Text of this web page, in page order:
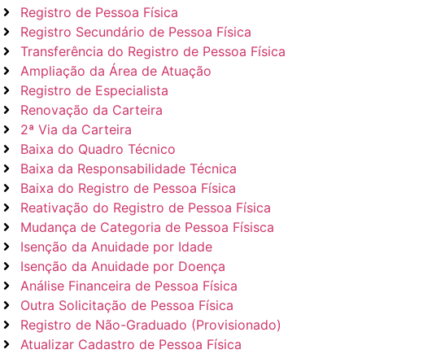
Registro de Pessoa Física
Registro Secundário de Pessoa Física
Transferência do Registro de Pessoa Física
Ampliação da Área de Atuação
Registro de Especialista
Renovação da Carteira
2ª Via da Carteira
Baixa do Quadro Técnico
Baixa da Responsabilidade Técnica
Baixa do Registro de Pessoa Física
Reativação do Registro de Pessoa Física
Mudança de Categoria de Pessoa Físisca
Isenção da Anuidade por Idade
Isenção da Anuidade por Doença
Análise Financeira de Pessoa Física
Outra Solicitação de Pessoa Física
Registro de Não-Graduado (Provisionado)
Atualizar Cadastro de Pessoa Física